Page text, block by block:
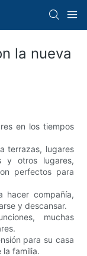
la nueva
en los tiempos
terrazas, lugares
y otros lugares,
perfectos para
compañía,
y descansar.
muchas
para su casa
la familia.